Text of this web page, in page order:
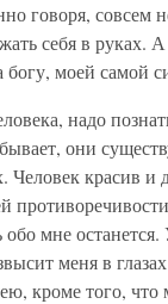
говоря, совсем
себя в руках.
богу, моей самой
надо
они
Человек красив и
мне останется.
меня в
кроме того, что